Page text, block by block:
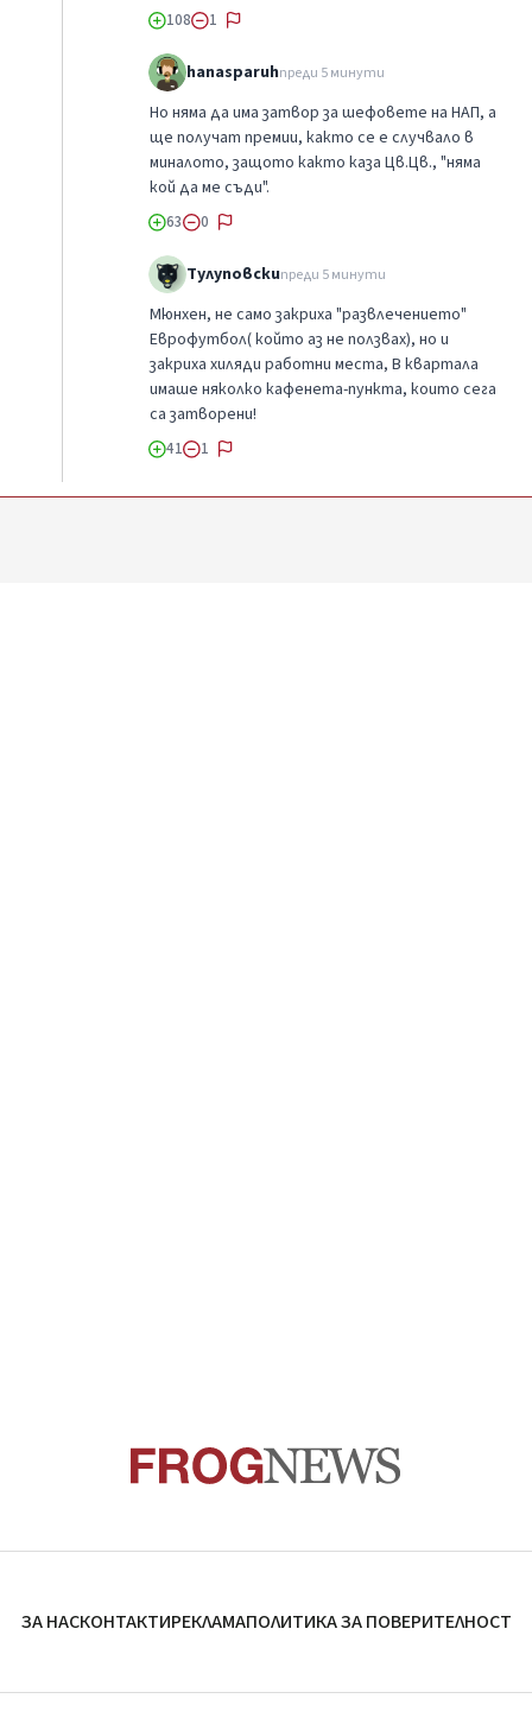
108 1
hanasparuhпреди 5 минути
Но няма да има затвор за шефовете на НАП, а
ще получат премии, както се е случвало в
миналото, защото както каза Цв.Цв., "няма
кой да ме съди".
63 0
Тулуповскипреди 5 минути
Мюнхен, не само закриха "развлечението"
Еврофутбол( който аз не ползвах), но и
закриха хиляди работни места, В квартала
имаше няколко кафенета-пункта, които сега
са затворени!
41 1
ЗА НАСКОНТАКТИРЕКЛАМАПОЛИТИКА ЗА ПОВЕРИТЕЛНОСТ